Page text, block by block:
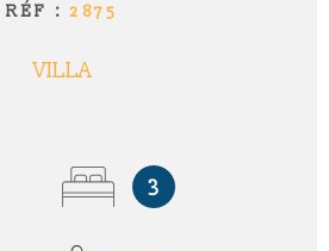
RÉF :2875
VILLA
3